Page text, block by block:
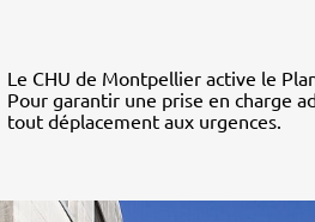
Le CHU de Montpellier active le
Pour garantir une prise en charge
tout déplacement aux urgences.